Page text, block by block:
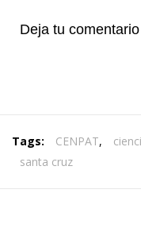
Deja tu comentario
Tags: CENPAT,
santa cruz